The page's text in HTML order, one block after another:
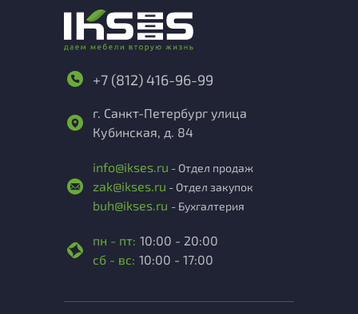
+7 (812) 416-96-99
г. Санкт-Петербург улица
Кубинская, д. 84
info@ikses.ru - Отдел продаж
zak@ikses.ru - Отдел закупок
buh@ikses.ru - Бухгалтерия
пн - пт: 10:00 - 20:00
сб - вс: 10:00 - 17:00